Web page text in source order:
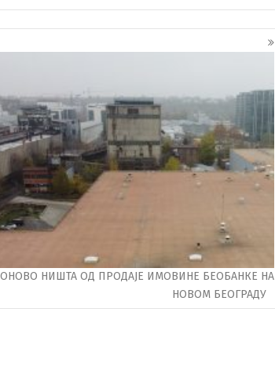
НИШТА ОД ПРОДАЈЕ ИМОВИНЕ БЕОБАНКЕ НА
НОВОМ БЕОГРАДУ